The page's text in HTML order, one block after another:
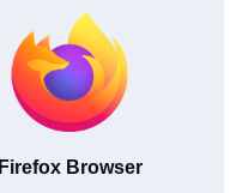
Firefox Browser